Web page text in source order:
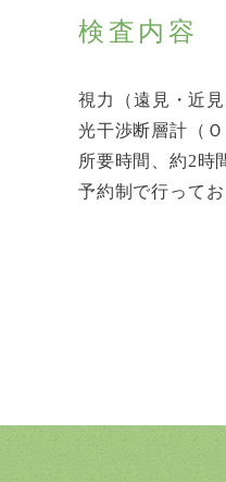
検査内容
視力（遠見・近
光干渉断層計（
所要時間、約2時
予約制で行って